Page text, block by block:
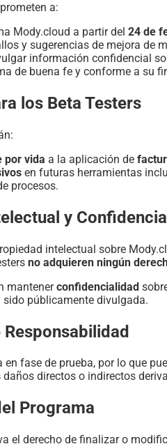
a:
Mody.cloud a partir del 24 de
y sugerencias de mejora de
información confidencial
de buena fe y conforme a su
los Beta Testers
por vida a la aplicación de
en futuras herramientas
procesos.
y
intelectual sobre
no adquieren ningún
mantenerconfidencialidad
públicamente divulgada.
en fase de prueba, por lo que
daños directos o indirectos
Programa
el derecho de finalizar o